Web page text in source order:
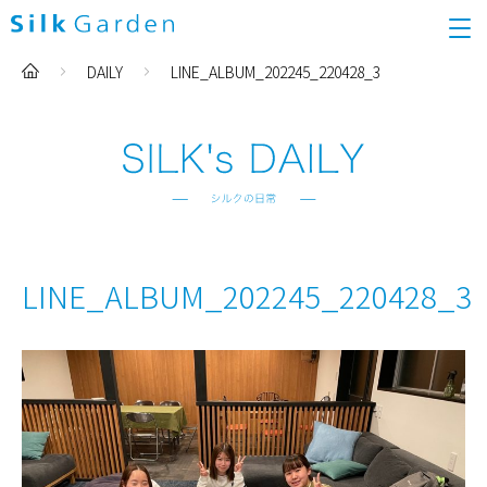
DAILY LINE_ALBUM_202245_220428_3
LINE_ALBUM_202245_220428_3